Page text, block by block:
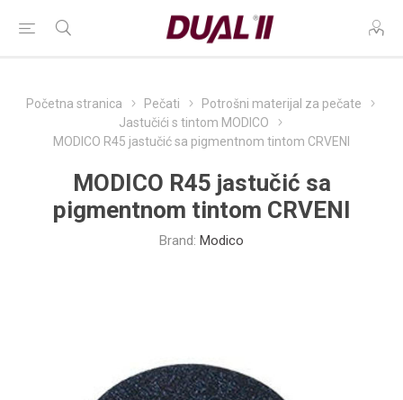
Početna stranica Pečati
Potrošni materijal za pečate
Jastučići s tintom MODICO
MODICO R45 jastučić sa pigmentnom tintom CRVENI
MODICO R45 jastučić sa
pigmentnom tintom CRVENI
Brand: Modico